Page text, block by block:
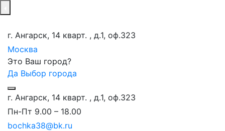
г. Ангарск, 14 кварт. , д.1, оф.323
Москва
Это Ваш город?
Да Выбор города
г. Ангарск, 14 кварт. , д.1, оф.323
Пн-Пт 9.00 – 18.00
bochka38@bk.ru